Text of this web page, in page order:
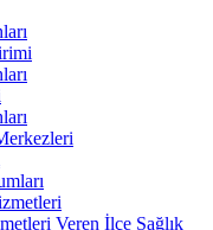
Veren İlçe Sağlık